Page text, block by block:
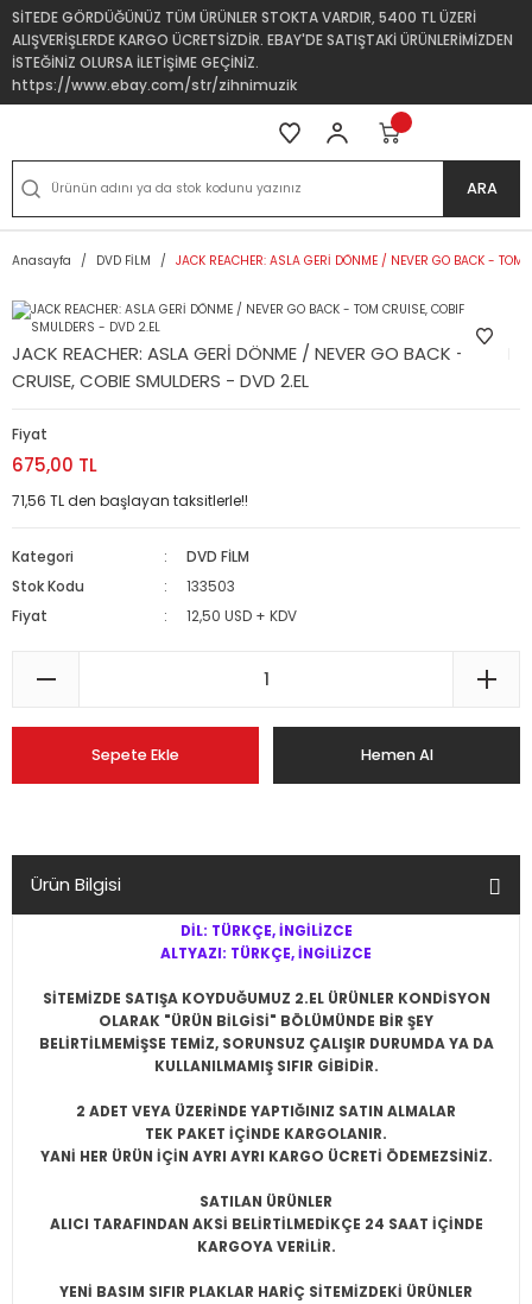
SİTEDE GÖRDÜĞÜNÜZ TÜM ÜRÜNLER STOKTA VARDIR, 5400 TL ÜZERİ
ALIŞVERİŞLERDE KARGO ÜCRETSİZDİR. EBAY'DE SATIŞTAKİ ÜRÜNLERİMİZDEN
İSTEĞİNİZ OLURSA İLETİŞİME GEÇİNİZ.
https://www.ebay.com/str/zihnimuzik
ARA
Anasayfa DVD FİLM JACK REACHER: ASLA GERİ DÖNME / NEVER GO BACK - TOM
JACK REACHER: ASLA GERİ DÖNME / NEVER GO BACK - TOM
CRUISE, COBIE SMULDERS - DVD 2.EL
Fiyat
675,00 TL
71,56 TL den başlayan taksitlerle!!
Kategori
DVD FİLM
Stok Kodu
133503
Fiyat
12,50 USD + KDV
Sepete Ekle Hemen Al
Ürün Bilgisi
DİL: TÜRKÇE, İNGİLİZCE
ALTYAZI: TÜRKÇE, İNGİLİZCE
SİTEMİZDE SATIŞA KOYDUĞUMUZ 2.EL ÜRÜNLER KONDİSYON
OLARAK "ÜRÜN BİLGİSİ" BÖLÜMÜNDE BİR ŞEY
BELİRTİLMEMİŞSE TEMİZ, SORUNSUZ ÇALIŞIR DURUMDA YA DA
KULLANILMAMIŞ SIFIR GİBİDİR.
2 ADET VEYA ÜZERİNDE YAPTIĞINIZ SATIN ALMALAR
TEK PAKET İÇİNDE KARGOLANIR.
YANİ HER ÜRÜN İÇİN AYRI AYRI KARGO ÜCRETİ ÖDEMEZSİNİZ.
SATILAN ÜRÜNLER
ALICI TARAFINDAN AKSİ BELİRTİLMEDİKÇE 24 SAAT İÇİNDE
KARGOYA VERİLİR.
YENİ BASIM SIFIR PLAKLAR HARİÇ SİTEMİZDEKİ ÜRÜNLER